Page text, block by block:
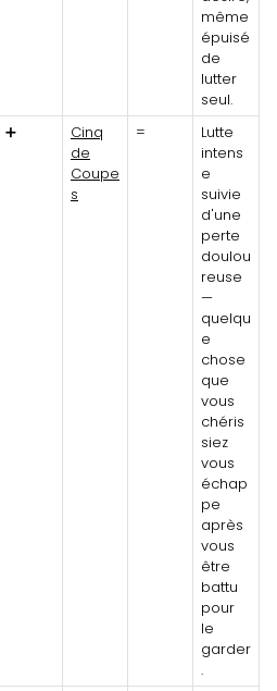
même
épuisé
de
lutter
seul.
➕
Cinq
de
Coupe
s
=
Lutte
intens
e
suivie
d'une
perte
doulou
reuse
—
quelqu
e
chose
que
vous
chéris
siez
vous
échap
pe
après
vous
être
battu
pour
le
garder
.